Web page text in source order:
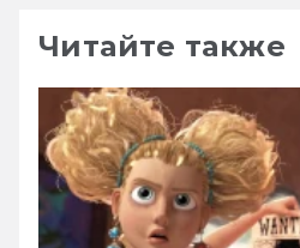
Читайте также